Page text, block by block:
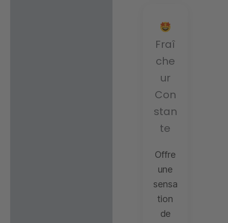
Fraî
che
ur
Con
stan
te
Offre
une
sensa
tion
de